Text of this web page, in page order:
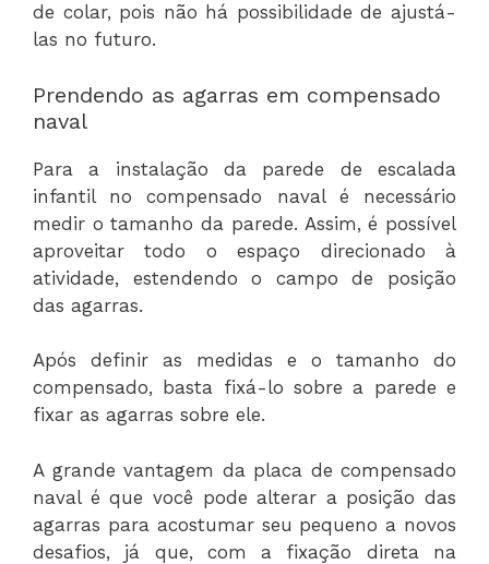
de colar, pois não há possibilidade de ajustá-
las no futuro.
Prendendo as agarras em compensado
naval
Para a instalação da parede de escalada
infantil no compensado naval é necessário
medir o tamanho da parede. Assim, é possível
aproveitar todo o espaço direcionado à
atividade, estendendo o campo de posição
das agarras.
Após definir as medidas e o tamanho do
compensado, basta fixá-lo sobre a parede e
fixar as agarras sobre ele.
A grande vantagem da placa de compensado
naval é que você pode alterar a posição das
agarras para acostumar seu pequeno a novos
desafios, já que, com a fixação direta na